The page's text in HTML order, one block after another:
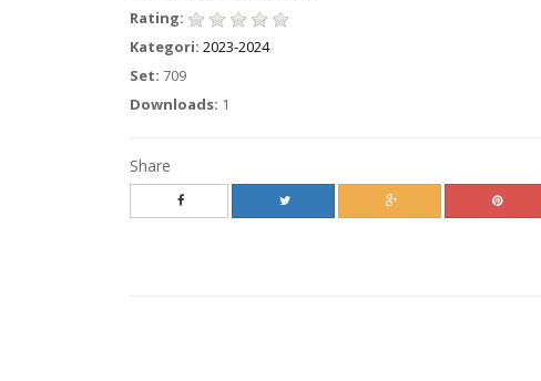
Rating:
Kategori: 2023-2024
Set: 709
Downloads: 1
Share